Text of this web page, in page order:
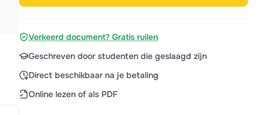
Verkeerd document? Gratis ruilen
Geschreven door studenten die geslaagd zijn
Direct beschikbaar na je betaling
Online lezen of als PDF